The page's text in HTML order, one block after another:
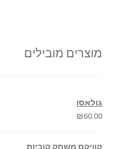
מוצרים מובילים
גולאסו
₪60.00
קוויקס משחק קוביות